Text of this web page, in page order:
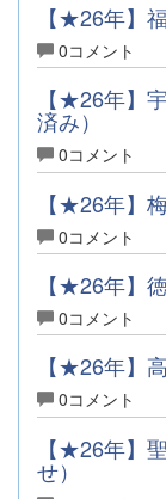
【★26年】
0コメント
【★26年】
済み）
0コメント
【★26年】
0コメント
【★26年】
0コメント
【★26年】
0コメント
【★26年】
せ）